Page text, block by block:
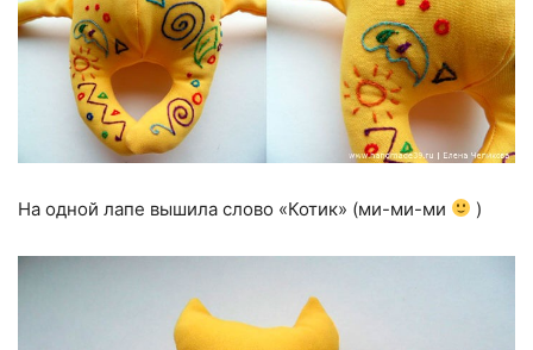
На одной лапе вышила слово «Котик» (ми-ми-ми )